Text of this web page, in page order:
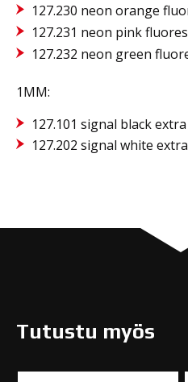
127.230 neon orange
127.231 neon pink
127.232 neon green
1MM:
127.101 signal black
127.202 signal white
Tutustu myös